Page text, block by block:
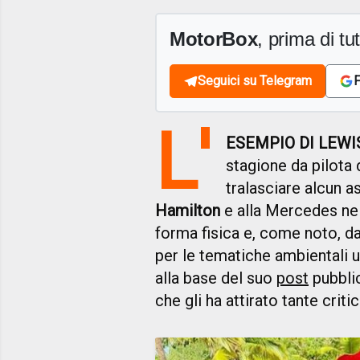
MotorBox, prima di
Seguici su Telegram
L'
ESEMPIO DI
stagione da pilota
tralasciare alcun
Hamilton e alla Mercedes
forma fisica e, come noto,
per le tematiche ambientali
alla base del suo post
che gli ha attirato tante